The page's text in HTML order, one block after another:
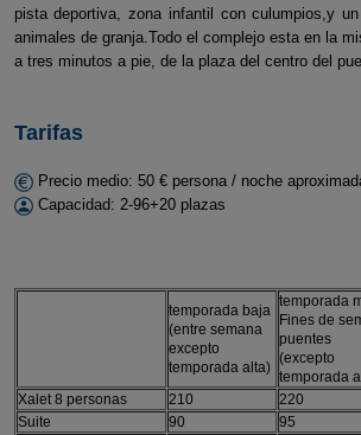
pista deportiva, zona infantil con culumpios,y
animales de granja.Todo el complejo esta en la
a tres minutos a pie, de la plaza del centro del
Tarifas
Precio medio: 50 € persona / noche
Capacidad: 2-96+20 plazas
temporada baja
(entre semana
excepto
temporada alta)
temporada
Fines de
puentes
(excepto
temporada
Xalet 8 personas
210 220
Suite
90 95